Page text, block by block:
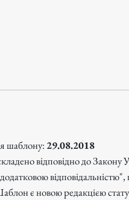
шаблону: 29.08.2018
відповідно до Закону
є новою редакцією